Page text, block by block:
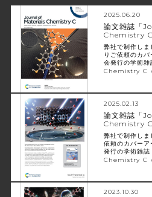
2025.06.20
論文雑誌「
Chemistry C
弊社で制作し
りご依頼のカ
会発行の学術
Chemistry C
2025.02.13
論文雑誌「
Chemistry C
弊社で制作し
依頼のカバー
発行の学術雑
Chemistry C
2023.10.30